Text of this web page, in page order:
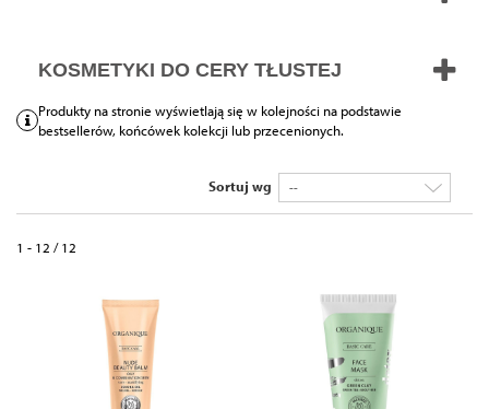
KOSMETYKI DO CERY TŁUSTEJ
Produkty na stronie wyświetlają się w kolejności na podstawie
bestsellerów, końcówek kolekcji lub przecenionych.
Sortuj wg --
1 - 12 / 12